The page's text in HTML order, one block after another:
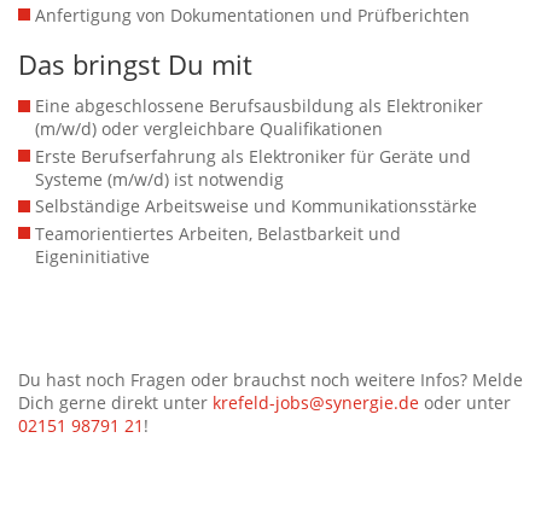
Anfertigung von Dokumentationen und Prüfberichten
Das bringst Du mit
Eine abgeschlossene Berufsausbildung als Elektroniker
(m/w/d) oder vergleichbare Qualifikationen
Erste Berufserfahrung als Elektroniker für Geräte und
Systeme (m/w/d) ist notwendig
Selbständige Arbeitsweise und Kommunikationsstärke
Teamorientiertes Arbeiten, Belastbarkeit und
Eigeninitiative
Du hast noch Fragen oder brauchst noch weitere Infos? Melde
Dich gerne direkt unter krefeld-jobs@synergie.de oder unter
02151 98791 21 !